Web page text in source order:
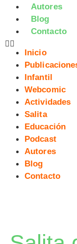
Autores
Blog
Contacto
Inicio
Infantil
Webcomic
Actividades
Salita
Educación
Podcast
Autores
Blog
Contacto